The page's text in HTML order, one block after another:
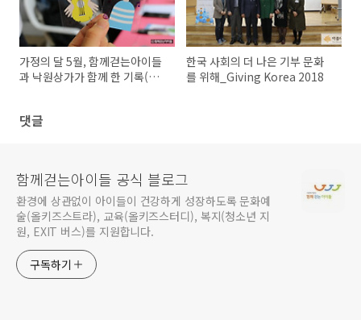
가정의 달 5월, 함께걷는아이들
과 낙원상가가 함께 한 기록(낙
한국 사회의 더 나은 기부 문화
를 위해_Giving Korea 2018
댓글
함께걷는아이들 공식 블로그
환경에 상관없이 아이들이 건강하게 성장하도록 문화예
술(올키즈스트라), 교육(올키즈스터디), 복지(청소년 지
원, EXIT 버스)를 지원합니다.
구독하기